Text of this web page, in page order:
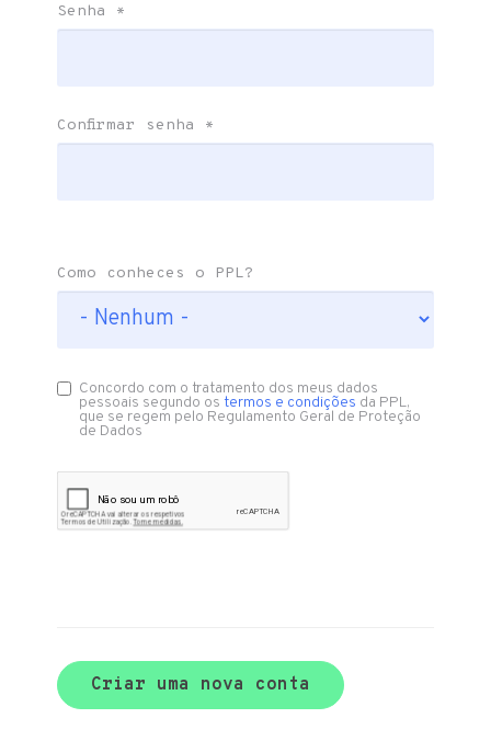
Senha *
Confirmar senha *
Como conheces o PPL?
Concordo com o tratamento dos meus dados
pessoais segundo ostermos e condições da PPL,
que se regem pelo Regulamento Geral de Proteção
de Dados
Criar uma nova conta